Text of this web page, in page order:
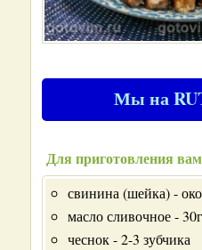
Мы на
Для приготовления вам
свинина (шейка) -
масло сливочное - 30г
чеснок - 2-3 зубчика